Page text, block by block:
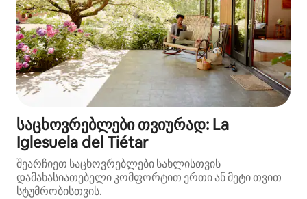
საცხოვრებლები თვიურად: La
Iglesuela del Tiétar
შეარჩიეთ საცხოვრებლები სახლისთვის
დამახასიათებელი კომფორტით ერთი ან მეტი თვით
სტუმრობისთვის.